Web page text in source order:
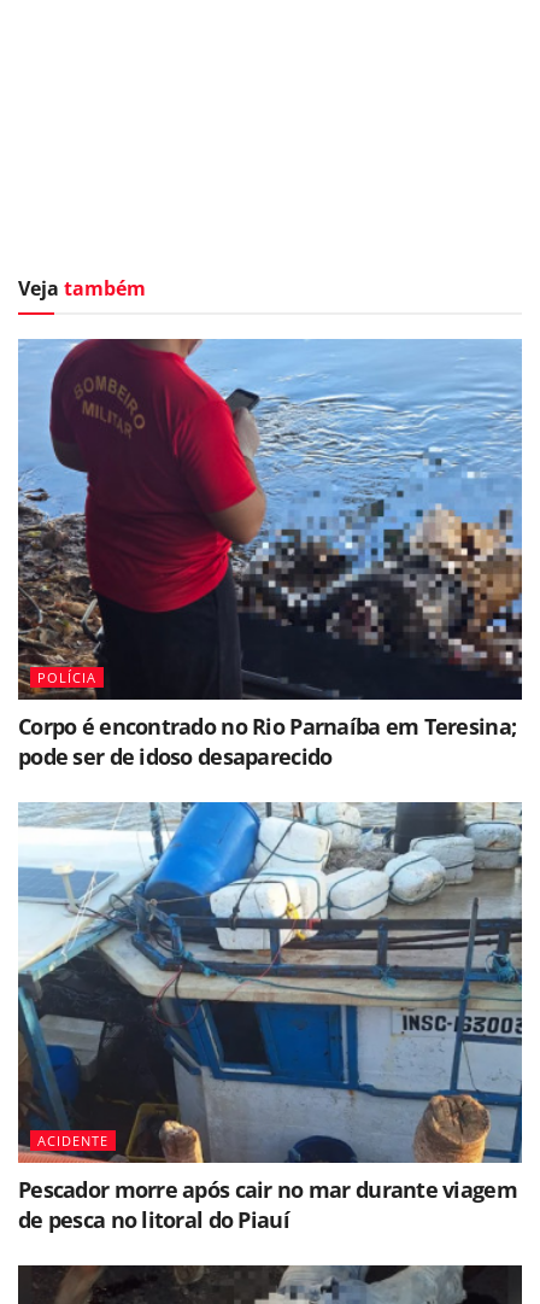
Veja também
POLÍCIA
Corpo é encontrado no Rio Parnaíba em Teresina;
pode ser de idoso desaparecido
ACIDENTE
Pescador morre após cair no mar durante viagem
de pesca no litoral do Piauí